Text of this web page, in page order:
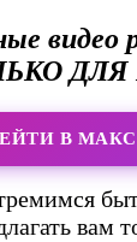
видео
ДЛЯ
В МАКС
вам